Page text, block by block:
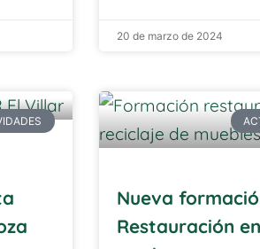
20 de marzo de 2024
Nueva
Restauración en